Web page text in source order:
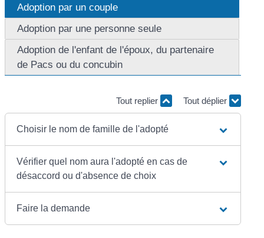
Adoption par un couple
Adoption par une personne seule
Adoption de l'enfant de l'époux, du partenaire
de Pacs ou du concubin
Tout replier Tout déplier
Choisir le nom de famille de l'adopté
Vérifier quel nom aura l'adopté en cas de
désaccord ou d'absence de choix
Faire la demande